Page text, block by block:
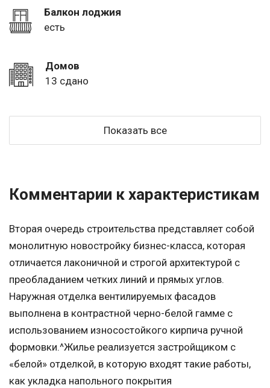
Балкон лоджия
есть
Домов
13 сдано
Показать все
Комментарии к характеристикам
Вторая очередь строительства представляет собой
монолитную новостройку бизнес-класса, которая
отличается лаконичной и строгой архитектурой с
преобладанием четких линий и прямых углов.
Наружная отделка вентилируемых фасадов
выполнена в контрастной черно-белой гамме с
использованием износостойкого кирпича ручной
формовки.^Жилье реализуется застройщиком с
«белой» отделкой, в которую входят такие работы,
как укладка напольного покрытия